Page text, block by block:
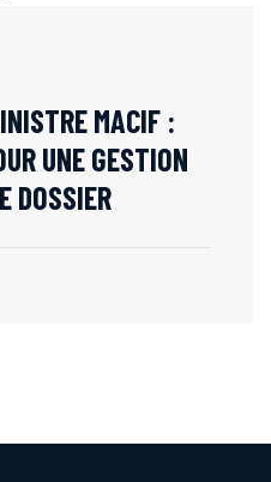
MACIF :
UNE GESTION
DOSSIER